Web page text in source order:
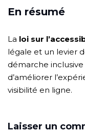
En résumé
La loi sur
légale et un levier
démarche
d’améliorer
visibilité en ligne.
Laisser un